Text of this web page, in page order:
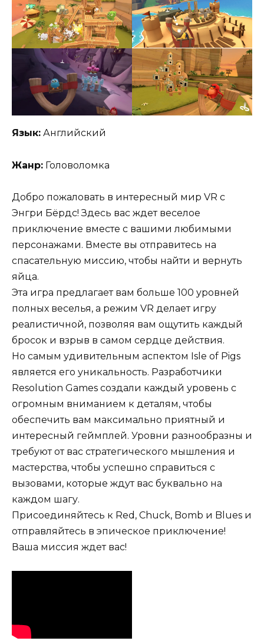
Язык: Английский
Жанр: Головоломка
Добро пожаловать в интересный мир VR с
Энгри Бёрдс! Здесь вас ждет веселое
приключение вместе с вашими любимыми
персонажами. Вместе вы отправитесь на
спасательную миссию, чтобы найти и вернуть
яйца.
Эта игра предлагает вам больше 100 уровней
полных веселья, а режим VR делает игру
реалистичной, позволяя вам ощутить каждый
бросок и взрыв в самом сердце действия.
Но самым удивительным аспектом Isle of Pigs
является его уникальность. Разработчики
Resolution Games создали каждый уровень с
огромным вниманием к деталям, чтобы
обеспечить вам максимально приятный и
интересный геймплей. Уровни разнообразны и
требуют от вас стратегического мышления и
мастерства, чтобы успешно справиться с
вызовами, которые ждут вас буквально на
каждом шагу.
Присоединяйтесь к Red, Chuck, Bomb и Blues и
отправляйтесь в эпическое приключение!
Ваша миссия ждет вас!